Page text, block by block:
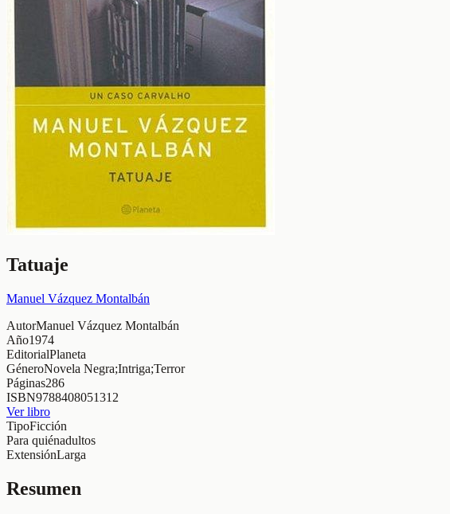
Tatuaje
Manuel Vázquez Montalbán
AutorManuel Vázquez Montalbán
Año1974
EditorialPlaneta
GéneroNovela Negra;Intriga;Terror
Páginas286
ISBN9788408051312
Ver libro
TipoFicción
Para quiénadultos
ExtensiónLarga
Resumen